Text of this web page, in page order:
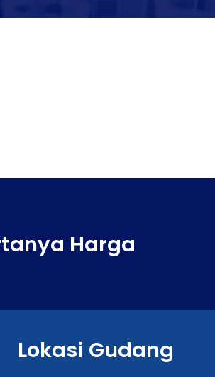
Harga
Lokasi Gudang